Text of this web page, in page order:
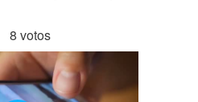
8 votos